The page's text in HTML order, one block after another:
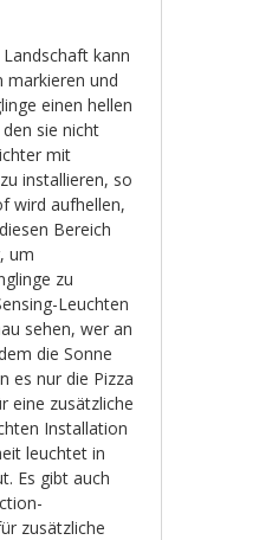
kann
markieren und
einen hellen
sie nicht
mit
installieren, so
wird aufhellen,
Bereich
um
zu
Leuchten
sehen, wer an
die Sonne
es nur die Pizza
eine zusätzliche
Installation
leuchtet in
Es gibt auch
zusätzliche